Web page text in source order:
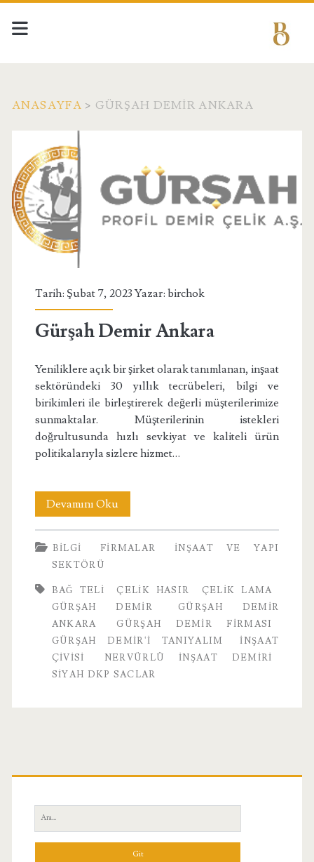
ANASAYFA > GÜRŞAH DEMIR ANKARA
Etiket:
<span>gürşah
demir
ankara</span>
Tarih: Şubat 7, 2023 Yazar: birchok
Gürşah Demir Ankara
Yeniliklere açık bir şirket olarak tanımlanan, inşaat
sektöründeki 30 yıllık tecrübeleri, bilgi ve
birikimleri ile birleştirerek değerli müşterilerimize
sunmaktalar. Müşterilerinin istekleri
doğrultusunda hızlı sevkiyat ve kaliteli ürün
politikalarıyla sizlere hizmet…
Devamını OkuGürşah
Demir
Ankara
BILGI FIRMALAR
İNŞAAT VE YAPI
SEKTÖRÜ
BAĞ TELI ÇELIK HASIR
ÇELIK LAMA
GÜRŞAH DEMIR
GÜRŞAH DEMIR
ANKARA
GÜRŞAH DEMIR FIRMASI
GÜRŞAH DEMIR'I TANIYALIM
INŞAAT
ÇIVISI
NERVÜRLÜ INŞAAT DEMIRI
SIYAH DKP SACLAR
Birincil
Yan
Menü
Ara: